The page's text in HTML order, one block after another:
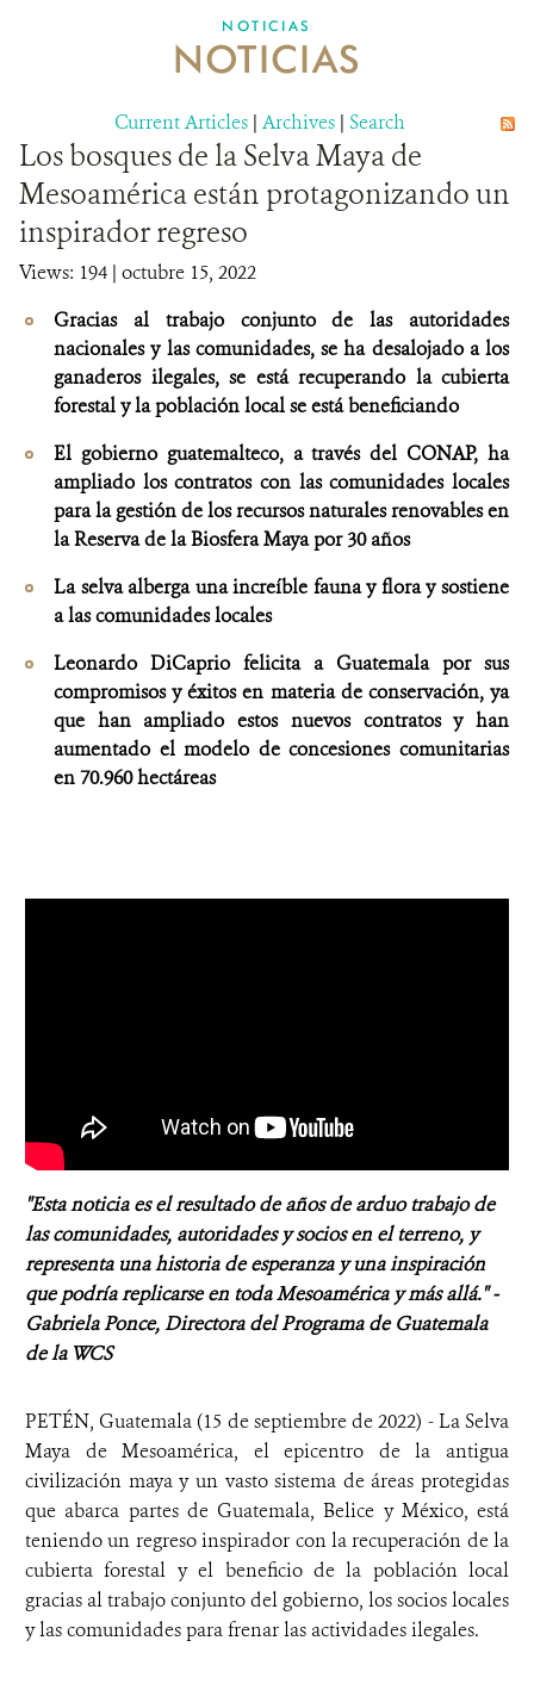
SOBRE NOSOTROS
NOTICIAS
NOTICIAS
Current Articles | Archives | Search
Los bosques de la Selva Maya de
Mesoamérica están protagonizando un
inspirador regreso
Views: 194 | octubre 15, 2022
Gracias al trabajo conjunto de las autoridades
nacionales y las comunidades, se ha desalojado a los
ganaderos ilegales, se está recuperando la cubierta
forestal y la población local se está beneficiando
El gobierno guatemalteco, a través del CONAP, ha
ampliado los contratos con las comunidades locales
para la gestión de los recursos naturales renovables en
la Reserva de la Biosfera Maya por 30 años
La selva alberga una increíble fauna y flora y sostiene
a las comunidades locales
Leonardo DiCaprio felicita a Guatemala por sus
compromisos y éxitos en materia de conservación, ya
que han ampliado estos nuevos contratos y han
aumentado el modelo de concesiones comunitarias
en 70.960 hectáreas
"Esta noticia es el resultado de años de arduo trabajo de
las comunidades, autoridades y socios en el terreno, y
representa una historia de esperanza y una inspiración
que podría replicarse en toda Mesoamérica y más allá." -
Gabriela Ponce, Directora del Programa de Guatemala
de la WCS
PETÉN, Guatemala (15 de septiembre de 2022) - La Selva
Maya de Mesoamérica, el epicentro de la antigua
civilización maya y un vasto sistema de áreas protegidas
que abarca partes de Guatemala, Belice y México, está
teniendo un regreso inspirador con la recuperación de la
cubierta forestal y el beneficio de la población local
gracias al trabajo conjunto del gobierno, los socios locales
y las comunidades para frenar las actividades ilegales.